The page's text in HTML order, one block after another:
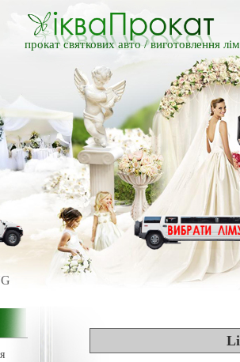
прокат святкових авто /виготовлення